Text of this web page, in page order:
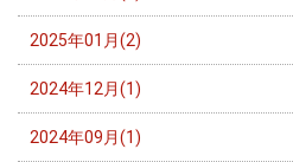
2025年01月(2)
2024年12月(1)
2024年09月(1)